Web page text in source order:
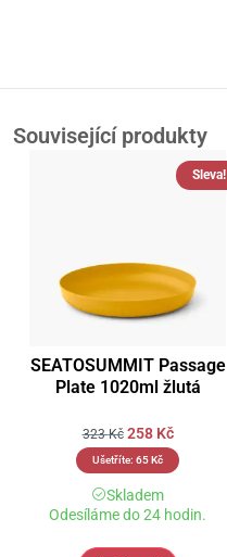
Související produkty
Sleva!
SEATOSUMMIT Passage
Plate 1020ml žlutá
323Kč 258 Kč
Ušetříte: 65Kč
Skladem
Odesíláme do 24 hodin.